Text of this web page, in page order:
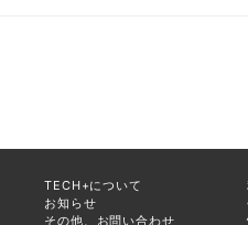
TECH+について
お知らせ
その他、お問い合わせ